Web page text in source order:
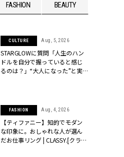
FASHION BEAUTY
CULTURE Aug, 5, 2026
STARGLOWに質問「人生のハン
ドルを自分で握っていると感じ
るのは？」“大️人になった”と実
FASHION Aug, 4, 2026
【ティファニー】知的でモダン
な印象に。おしゃれな人が選ん
だお仕事リング | CLASSY.[クラッ